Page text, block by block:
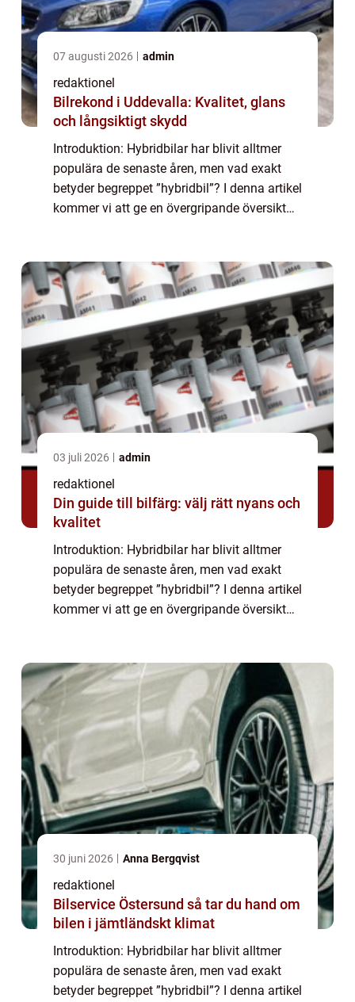
07 augusti 2026 admin
redaktionel
Bilrekond i Uddevalla: Kvalitet, glans
och långsiktigt skydd
Introduktion: Hybridbilar har blivit alltmer
populära de senaste åren, men vad exakt
betyder begreppet ”hybridbil”? I denna artikel
kommer vi att ge en övergripande översikt
03 juli 2026 admin
redaktionel
Din guide till bilfärg: välj rätt nyans och
kvalitet
Introduktion: Hybridbilar har blivit alltmer
populära de senaste åren, men vad exakt
betyder begreppet ”hybridbil”? I denna artikel
kommer vi att ge en övergripande översikt
30 juni 2026 Anna Bergqvist
redaktionel
Bilservice Östersund så tar du hand om
bilen i jämtländskt klimat
Introduktion: Hybridbilar har blivit alltmer
populära de senaste åren, men vad exakt
betyder begreppet ”hybridbil”? I denna artikel